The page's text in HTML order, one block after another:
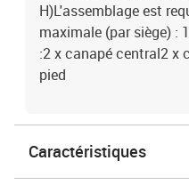
H)L'assemblage est
maximale (par siège) :
:2 x canapé central2 x
pied
Caractéristiques